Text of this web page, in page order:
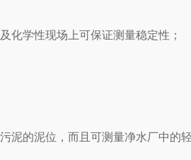
学性现场上可保证测量稳定性；
的泥位，而且可测量净水厂中的